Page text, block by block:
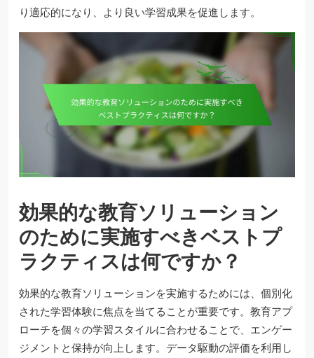
り適応的になり、より良い学習成果を促進します。
効果的な教育ソリューション
のために実施すべきベストプ
ラクティスは何ですか？
効果的な教育ソリューションを実施するためには、個別化
された学習体験に焦点を当てることが重要です。教育アプ
ローチを個々の学習スタイルに合わせることで、エンゲー
ジメントと保持が向上します。データ駆動の評価を利用し